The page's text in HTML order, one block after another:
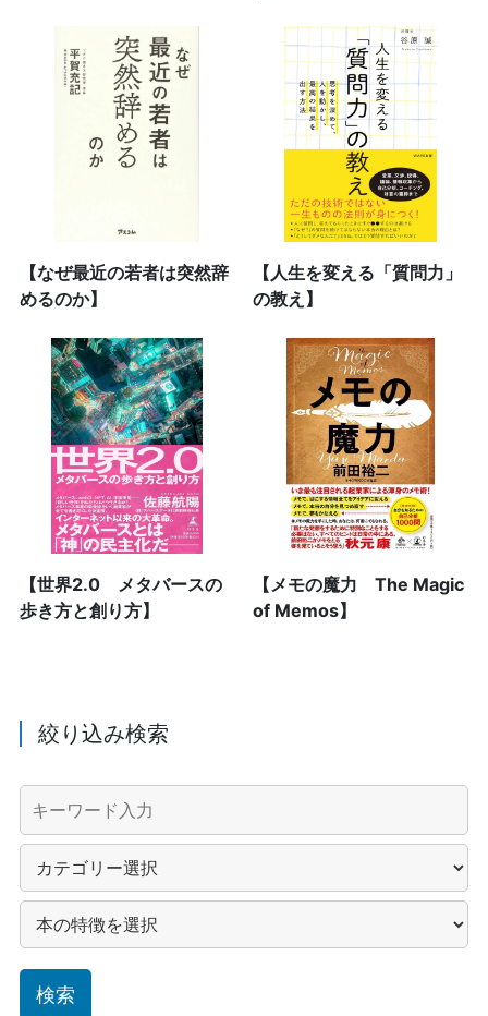
【なぜ最近の若者は突然辞
めるのか】
【人生を変える「質問力」
の教え】
【世界2.0 メタバースの
歩き方と創り方】
【メモの魔力 The Magic
of Memos】
絞り込み検索